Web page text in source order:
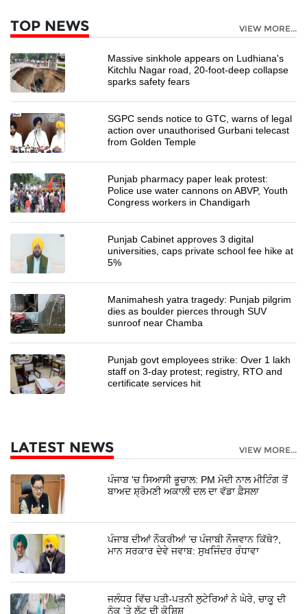
TOP NEWS VIEW MORE...
Massive sinkhole appears on Ludhiana's
Kitchlu Nagar road, 20-foot-deep collapse
sparks safety fears
SGPC sends notice to GTC, warns of legal
action over unauthorised Gurbani telecast
from Golden Temple
Punjab pharmacy paper leak protest:
Police use water cannons on ABVP, Youth
Congress workers in Chandigarh
Punjab Cabinet approves 3 digital
universities, caps private school fee hike at
5%
Manimahesh yatra tragedy: Punjab pilgrim
dies as boulder pierces through SUV
sunroof near Chamba
Punjab govt employees strike: Over 1 lakh
staff on 3-day protest; registry, RTO and
certificate services hit
LATEST NEWS VIEW MORE...
ਪੰਜਾਬ 'ਚ ਸਿਆਸੀ ਭੂਚਾਲ: PM ਮੋਦੀ ਨਾਲ ਮੀਟਿੰਗ ਤੋਂ
ਬਾਅਦ ਸ਼੍ਰੋਮਣੀ ਅਕਾਲੀ ਦਲ ਦਾ ਵੱਡਾ ਫ਼ੈਸਲਾ
ਪੰਜਾਬ ਦੀਆਂ ਨੌਕਰੀਆਂ ’ਚ ਪੰਜਾਬੀ ਨੌਜਵਾਨ ਕਿੱਥੇ?,
ਮਾਨ ਸਰਕਾਰ ਦੇਵੇ ਜਵਾਬ: ਸੁਖਜਿੰਦਰ ਰੰਧਾਵਾ
ਜਲੰਧਰ ਵਿੱਚ ਪਤੀ-ਪਤਨੀ ਲੁਟੇਰਿਆਂ ਨੇ ਘੇਰੇ, ਚਾਕੂ ਦੀ
ਨੋਕ 'ਤੇ ਲੁੱਟ ਦੀ ਕੋਸ਼ਿਸ਼